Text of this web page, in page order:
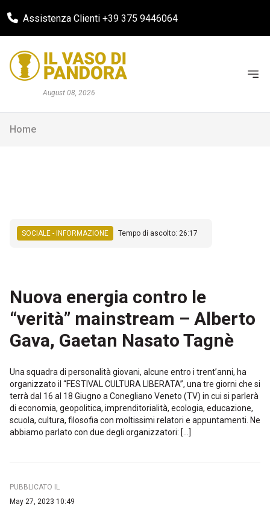
Assistenza Clienti +39 375 9446064
August 08, 2026
Home
SOCIALE - INFORMAZIONE Tempo di ascolto: 26:17
Nuova energia contro le
“verità” mainstream – Alberto
Gava, Gaetan Nasato Tagnè
Una squadra di personalità giovani, alcune entro i trent’anni, ha
organizzato il “FESTIVAL CULTURA LIBERATA”, una tre giorni che si
terrà dal 16 al 18 Giugno a Conegliano Veneto (TV) in cui si parlerà
di economia, geopolitica, imprenditorialità, ecologia, educazione,
scuola, cultura, filosofia con moltissimi relatori e appuntamenti. Ne
abbiamo parlato con due degli organizzatori: […]
PUBBLICATO IL
May 27, 2023 10:49